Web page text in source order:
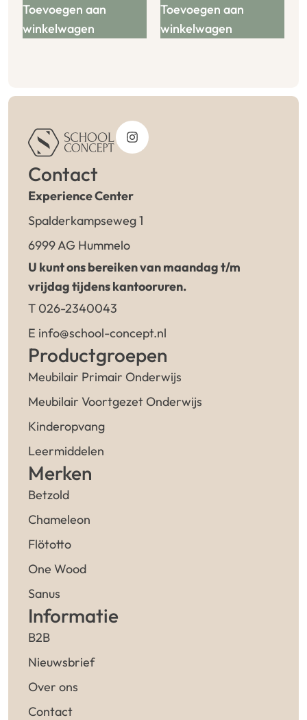
Toevoegen aan
winkelwagen
Toevoegen aan
winkelwagen
Contact
Experience Center
Spalderkampseweg 1
6999 AG Hummelo
U kunt ons bereiken van maandag t/m
vrijdag tijdens kantooruren.
T 026-2340043
E info@school-concept.nl
Productgroepen
Meubilair Primair Onderwijs
Meubilair Voortgezet Onderwijs
Kinderopvang
Leermiddelen
Merken
Betzold
Chameleon
Flötotto
One Wood
Sanus
Informatie
B2B
Nieuwsbrief
Over ons
Contact